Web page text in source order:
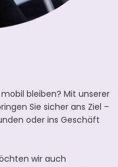
bleiben? Mit unserer
Sie sicher ans Ziel –
oder ins Geschäft
wir auch